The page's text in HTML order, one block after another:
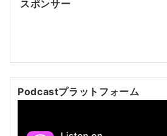
スポンサー
Podcastプラットフォーム